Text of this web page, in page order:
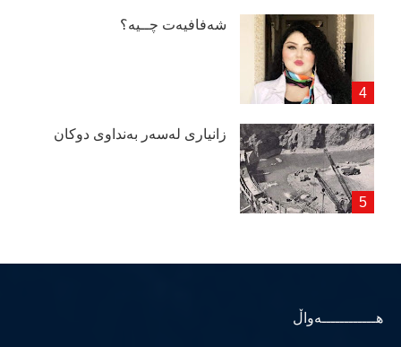
شەفافیەت چــیە؟
زانیاری لەسەر بەنداوی دوكان
هــــــــــــەواڵ